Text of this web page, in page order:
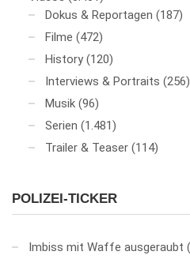
Dokus & Reportagen (187)
Filme (472)
History (120)
Interviews & Portraits (256)
Musik (96)
Serien (1.481)
Trailer & Teaser (114)
POLIZEI-TICKER
Imbiss mit Waffe ausgeraubt